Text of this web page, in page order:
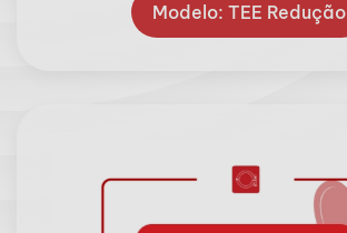
Modelo: TEE Redução